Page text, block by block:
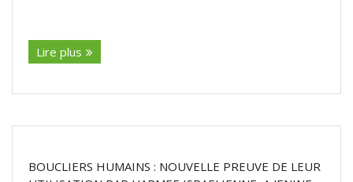
Lire plus
BOUCLIERS HUMAINS : NOUVELLE PREUVE DE LEUR